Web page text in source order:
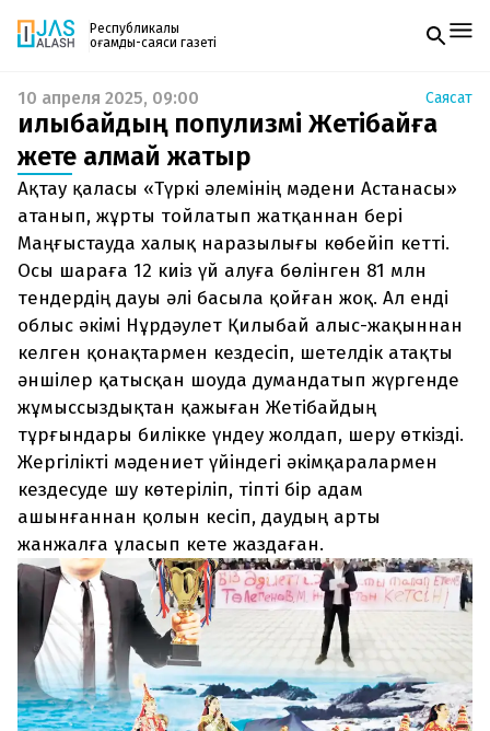
Республикалық
қоғамдық-саяси газеті
Жаңалықтар
Спорт
Live
Руханият
Аймақ
Архив
Заң және тәртіп
Редакциямен байланыс
+7 708 604 51 06
Жарнама бөлімі
+7 701 220 64 52
Пошта
zhasalash100@gmail.com
Газетке жазылу
PDF форматтағы газетті ай сайын электронды
поштаңызға алып отырыңыз. Жаңа нөмір
шыққан сәтте сізге бірден жіберіледі. Тек email
енгізіңіз, біз қалғанын өзіміз жібереміз.
10 апреля 2025, 09:00 Саясат
Қилыбайдың популизмі Жетібайға
жете алмай жатыр
Ақтау қаласы «Түркі әлемінің мәдени Астанасы»
атанып, жұрты тойлатып жатқаннан бері
Маңғыстауда халық наразылығы көбейіп кетті.
Осы шараға 12 киіз үй алуға бөлінген 81 млн
тендердің дауы әлі басыла қойған жоқ. Ал енді
облыс әкімі Нұрдәулет Қилыбай алыс-жақыннан
келген қонақтармен кездесіп, шетелдік атақты
әншілер қатысқан шоуда думандатып жүргенде
жұмыссыздықтан қажыған Жетібайдың
тұрғындары билікке үндеу жолдап, шеру өткізді.
Жергілікті мәдениет үйіндегі әкімқаралармен
кездесуде шу көтеріліп, тіпті бір адам
ашынғаннан қолын кесіп, даудың арты
жанжалға ұласып кете жаздаған.